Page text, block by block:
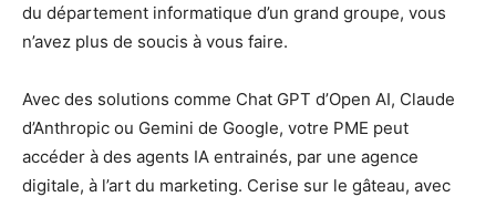
du département informatique d’un grand groupe, vous
n’avez plus de soucis à vous faire.
Avec des solutions comme Chat GPT d’Open AI, Claude
d’Anthropic ou Gemini de Google, votre PME peut
accéder à des agents IA entrainés, par une agence
digitale, à l’art du marketing. Cerise sur le gâteau, avec